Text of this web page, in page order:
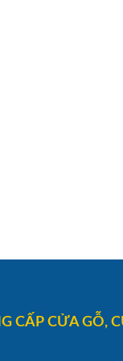
CẤP CỬA GỖ,